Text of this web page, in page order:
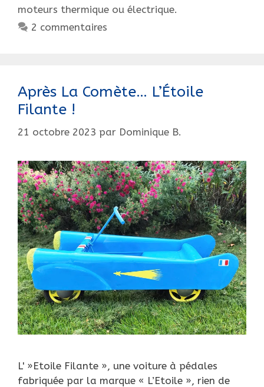
voitures
moteurs thermique ou électrique.
2 commentaires
Après La Comète… L’Étoile
Filante !
21 octobre 2023 par Dominique B.
L' »Etoile Filante », une voiture à pédales
fabriquée par la marque « L’Etoile », rien de